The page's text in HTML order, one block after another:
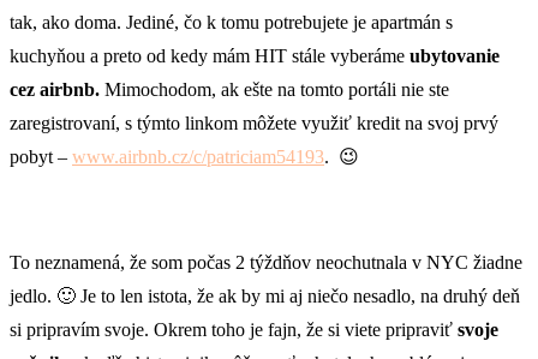
tak, ako doma. Jediné, čo k tomu potrebujete je apartmán s
kuchyňou a preto od kedy mám HIT stále vyberáme ubytovanie
cez airbnb. Mimochodom, ak ešte na tomto portáli nie ste
zaregistrovaní, s týmto linkom môžete využiť kredit na svoj prvý
pobyt – www.airbnb.cz/c/patriciam54193. 😉
To neznamená, že som počas 2 týždňov neochutnala v NYC žiadne
jedlo. 🙂 Je to len istota, že ak by mi aj niečo nesadlo, na druhý deň
si pripravím svoje. Okrem toho je fajn, že si viete pripraviť svoje